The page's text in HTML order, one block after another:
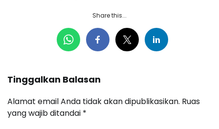
Share this...
Tinggalkan Balasan
Alamat email Anda tidak akan dipublikasikan. Ruas
yang wajib ditandai *